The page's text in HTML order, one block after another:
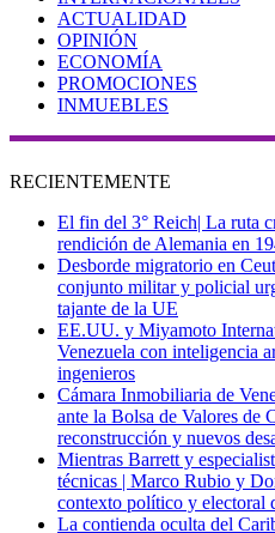
ACTUALIDAD
OPINIÓN
ECONOMÍA
PROMOCIONES
INMUEBLES
RECIENTEMENTE
El fin del 3° Reich| La ruta
rendición de Alemania en
Desborde migratorio en
conjunto militar y policial
tajante de la UE
EE.UU. y Miyamoto
Venezuela con inteligencia
ingenieros
Cámara Inmobiliaria de
ante la Bolsa de Valores de
reconstrucción y nuevos
Mientras Barrett y
técnicas | Marco Rubio y
contexto político y electoral
La contienda oculta del